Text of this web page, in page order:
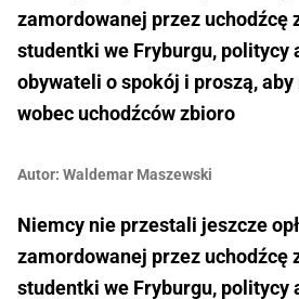
zamordowanej przez uchodźcę
studentki we Fryburgu, politycy
obywateli o spokój i proszą,
wobec uchodźców zbioro
Autor: Waldemar Maszewski
Niemcy nie przestali jeszcze
zamordowanej przez uchodźcę
studentki we Fryburgu, politycy